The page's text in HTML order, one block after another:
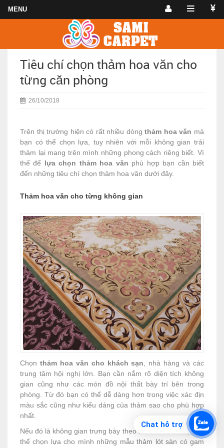
Tiêu chí chọn thảm hoa văn cho
từng căn phòng
26/10/2018
Trên thị trường hiện có rất nhiều dòngthảm hoa văn mà
bạn có thể chọn lựa, tuy nhiên với mỗi không gian trải
thảm lại mang trên mình những phong cách riêng biết. Vì
thế để lựa chọn thảm hoa văn phù hợp bạn cần biết
đến những tiêu chí chọn thảm hoa văn dưới đây.
Thảm hoa văn cho từng không gian
Chọn thảm hoa văn cho khách sạn , nhà hàng và các
trung tâm hội nghị lớn. Bạn cần nắm rõ diện tích không
gian cũng như các món đồ nội thất bày trí bên trong
phòng. Từ đó bạn có thể dễ dàng hơn trong việc xác địn
màu sắc cũng như kiểu dáng của thảm sao cho phù hợp
nhất.
Nếu đó là không gian trưng bày theo lối cổ điển thì bạn có
thể chọn lựa cho mình những mẫu thảm lót sàn có gam
Chat hỗ trợ